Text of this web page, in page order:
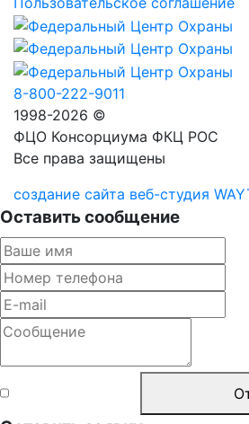
8-800-222-9011
1998-2026 ©
ФЦО Консорциума ФКЦ РОС
Все права защищены
создание сайта веб-студия
Оставить сообщение